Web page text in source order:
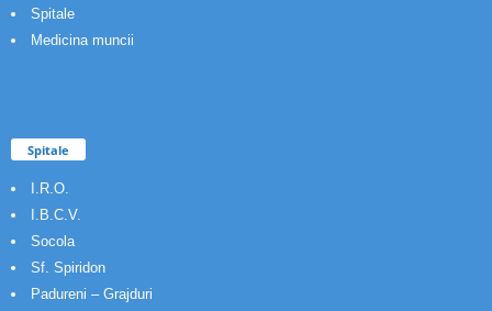
Spitale
Medicina muncii
Spitale
I.R.O.
I.B.C.V.
Socola
Sf. Spiridon
Padureni – Grajduri